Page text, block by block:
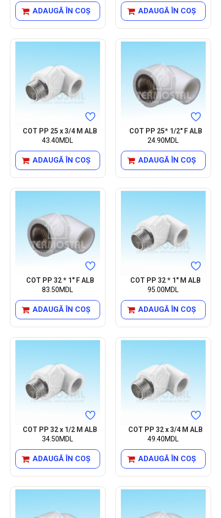
ADAUGĂ ÎN COŞ ADAUGĂ ÎN COŞ
COT PP 25 x 3/4 M ALB
43.40MDL
ADAUGĂ ÎN COŞ
COT PP 25* 1/2" F ALB
24.90MDL
ADAUGĂ ÎN COŞ
COT PP 32 * 1" F ALB
83.50MDL
ADAUGĂ ÎN COŞ
COT PP 32 * 1" M ALB
95.00MDL
ADAUGĂ ÎN COŞ
COT PP 32 x 1/2 M ALB
34.50MDL
ADAUGĂ ÎN COŞ
COT PP 32 x 3/4 M ALB
49.40MDL
ADAUGĂ ÎN COŞ